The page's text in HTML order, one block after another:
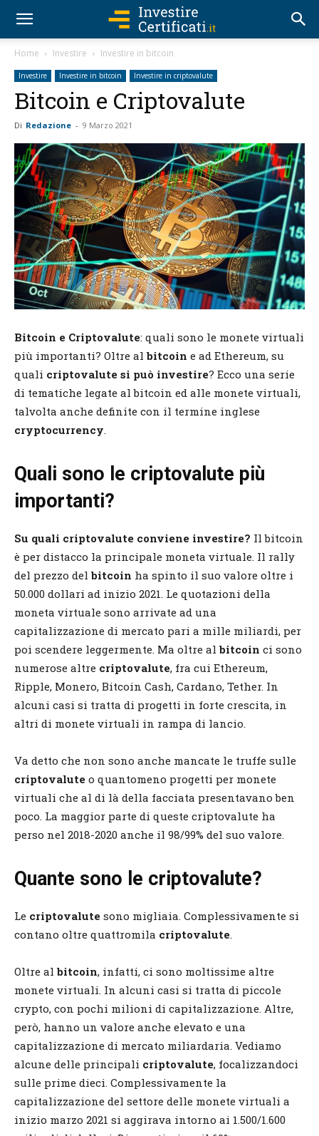
Home Investire Investire in bitcoin
Investire Investire in bitcoin Investire in criptovalute
Bitcoin e Criptovalute
Di Redazione - 9 Marzo 2021
Bitcoin e Criptovalute: quali sono le monete virtuali
più importanti? Oltre albitcoin e ad Ethereum, su
quali criptovalute si può investire? Ecco una serie
di tematiche legate al bitcoin ed alle monete virtuali,
talvolta anche definite con il termine inglese
cryptocurrency.
Quali sono le criptovalute più
importanti?
Su quali criptovalute conviene investire? Il bitcoin
è per distacco la principale moneta virtuale. Il rally
del prezzo delbitcoin ha spinto il suo valore oltre i
50.000 dollari ad inizio 2021. Le quotazioni della
moneta virtuale sono arrivate ad una
capitalizzazione di mercato pari a mille miliardi, per
poi scendere leggermente. Ma oltre albitcoin ci sono
numerose altre criptovalute, fra cui Ethereum,
Ripple, Monero, Bitcoin Cash, Cardano, Tether. In
alcuni casi si tratta di progetti in forte crescita, in
altri di monete virtuali in rampa di lancio.
Va detto che non sono anche mancate le truffe sulle
criptovalute o quantomeno progetti per monete
virtuali che al di là della facciata presentavano ben
poco. La maggior parte di queste criptovalute ha
perso nel 2018-2020 anche il 98/99% del suo valore.
Quante sono le criptovalute?
Le criptovalute sono migliaia. Complessivamente si
contano oltre quattromila criptovalute.
Oltre albitcoin, infatti, ci sono moltissime altre
monete virtuali. In alcuni casi si tratta di piccole
crypto, con pochi milioni di capitalizzazione. Altre,
però, hanno un valore anche elevato e una
capitalizzazione di mercato miliardaria. Vediamo
alcune delle principali criptovalute, focalizzandoci
sulle prime dieci. Complessivamente la
capitalizzazione del settore delle monete virtuali a
inizio marzo 2021 si aggirava intorno ai 1.500/1.600